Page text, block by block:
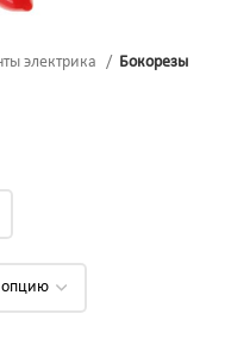
электрика Бокорезы